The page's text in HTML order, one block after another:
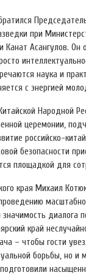
при
Канат Асангулов. Он
наука и
с энергией
Народной
церемонии,
российско-
безопасности
площадкой для
края Михаил
диалога
край
– чтобы гости
борьбы, но и